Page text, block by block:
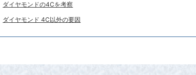
ダイヤモンドの4Cを考察
ダイヤモンド 4C以外の要因